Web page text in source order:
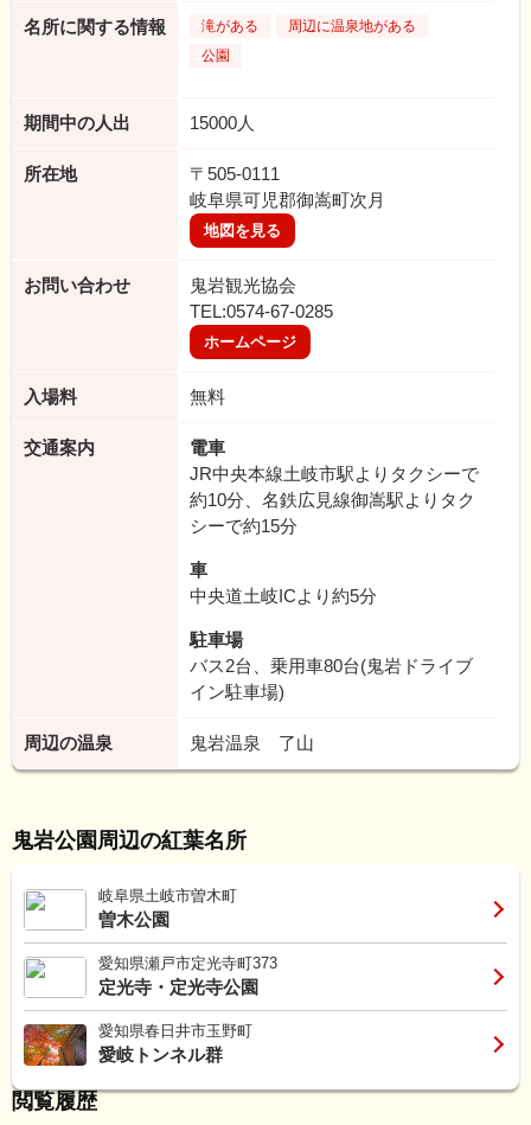
名所に関する情報 滝がある
周辺に温泉地がある
公園
期間中の人出 15000人
所在地
〒505-0111
岐阜県可児郡御嵩町次月
地図を見る
お問い合わせ
鬼岩観光協会
TEL:0574-67-0285
ホームページ
入場料 無料
交通案内
電車
JR中央本線土岐市駅よりタクシーで
約10分、名鉄広見線御嵩駅よりタク
シーで約15分
車
中央道土岐ICより約5分
駐車場
バス2台、乗用車80台(鬼岩ドライブ
イン駐車場)
周辺の温泉 鬼岩温泉 了山
鬼岩公園周辺の紅葉名所
岐阜県土岐市曽木町
曽木公園
愛知県瀬戸市定光寺町373
定光寺・定光寺公園
愛知県春日井市玉野町
愛岐トンネル群
閲覧履歴